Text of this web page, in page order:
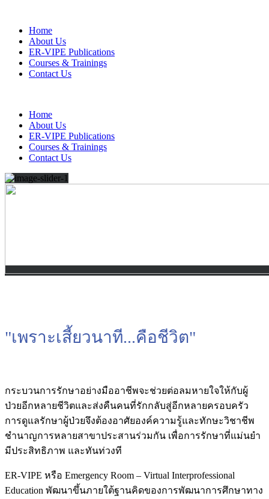
Home
About Us
ER-VIPE Publications
Courses & Trainings
Contact Us
Home
About Us
ER-VIPE Publications
Courses & Trainings
Contact Us
"เพราะเสี้ยวนาที...คือชีวิต"
กระบวนการรักษาอย่างมืออาชีพจะช่วยต่อลมหายใจให้กับผู้
ป่วยอีกหลายชีวิตและส่งคืนคนที่รักกลับสู่อีกหลายครอบครัว
การดูแลรักษาผู้ป่วยจึงต้องอาศัยองค์ความรู้และทักษะวิชาชีพ
ชำนาญการหลายสาขาประสานร่วมกัน เพื่อการรักษาที่แม่นยำ
มีประสิทธิภาพ และทันท่วงที
ER-VIPE หรือ Emergency Room – Virtual Interprofessional
Education พัฒนาขึ้นภายใต้ฐานคิดของการพัฒนาการศึกษาทาง